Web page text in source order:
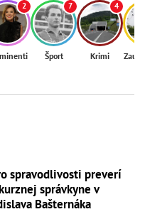
2 7
Šport
4
Krimi
spravodlivosti preverí
správkyne v
Bašternáka